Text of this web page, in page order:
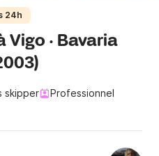
24h
· Bavaria
skipper
Professionnel